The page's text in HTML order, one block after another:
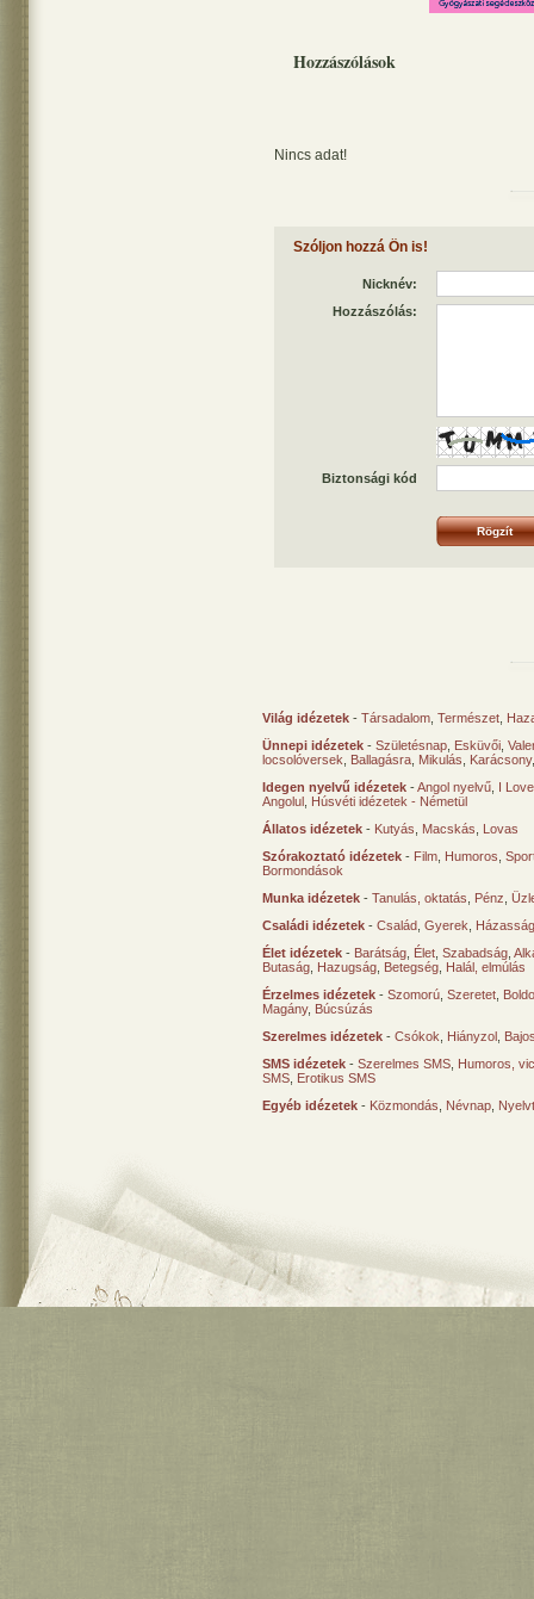
Hozzászólások
Nincs adat!
Szóljon hozzá Ön is!
Nicknév:
Hozzászólás:
Biztonsági kód
Világ idézetek - Társadalom Természet
Ünnepi idézetek - Születésnap Esküvői
locsolóversek
Ballagásra Mikulás Karácsony
Idegen nyelvű idézetek -Angol nyelvű I
Angolul Húsvéti idézetek - Németül
Állatos idézetek - Kutyás Macskás
Lovas
Szórakoztató idézetek - Film Humoros
Bormondások
Munka idézetek - Tanulás, oktatás Pénz
Családi idézetek - Család Gyerek
Élet idézetek - Barátság Élet Szabadság
Butaság Hazugság Betegség Halál, elmúlás
Érzelmes idézetek - Szomorú Szeretet
Magány, Búcsúzás
Szerelmes idézetek - Csókok Hiányzol
SMS idézetek - Szerelmes SMS Humoros,
SMS Erotikus SMS
Egyéb idézetek - Közmondás Névnap